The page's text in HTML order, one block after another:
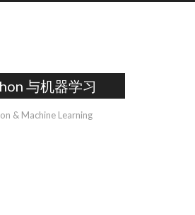
与机器学习
& Machine Learning